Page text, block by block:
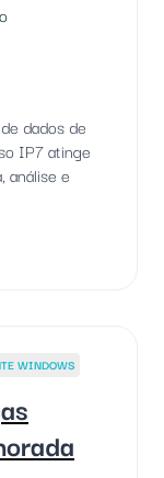
dados de
IP7 atinge
análise e
WINDOWS